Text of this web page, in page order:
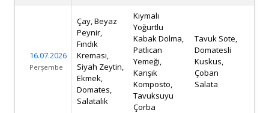
16.07.2026
Perşembe
Çay, Beyaz
Peynir,
Fındık
Kreması,
Siyah Zeytin,
Ekmek,
Domates,
Salatalık
Kıymalı
Yoğurtlu
Kabak Dolma,
Patlıcan
Yemeği,
Karışık
Komposto,
Tavuksuyu
Çorba
Tavuk Sote,
Domatesli
Kuskus,
Çoban
Salata